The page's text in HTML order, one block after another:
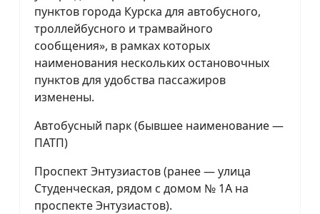
пунктов города Курска для автобусного,
троллейбусного и трамвайного
сообщения», в рамках которых
наименования нескольких остановочных
пунктов для удобства пассажиров
изменены.
Автобусный парк (бывшее наименование —
ПАТП)
Проспект Энтузиастов (ранее — улица
Студенческая, рядом с домом № 1А на
проспекте Энтузиастов).